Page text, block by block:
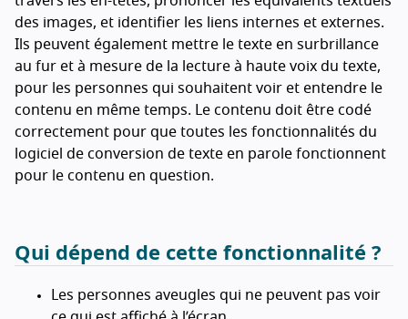
des images, et identifier les liens internes et externes.
Ils peuvent également mettre le texte en surbrillance
au fur et à mesure de la lecture à haute voix du texte,
pour les personnes qui souhaitent voir et entendre le
contenu en même temps. Le contenu doit être codé
correctement pour que toutes les fonctionnalités du
logiciel de conversion de texte en parole fonctionnent
pour le contenu en question.
Qui dépend de cette fonctionnalité ?
Les personnes aveugles qui ne peuvent pas voir